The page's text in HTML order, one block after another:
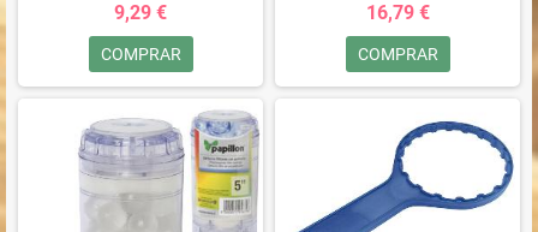
9,29 €
COMPRAR
16,79 €
COMPRAR